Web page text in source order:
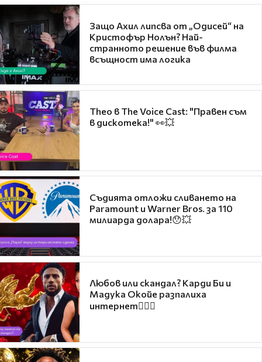
Защо Ахил липсва от „Одисей“ на
Кристофър Нолън? Най-
странното решение във филма
всъщност има логика
Theo в The Voice Cast: "Правен съм
в дискотека!" 👀💥
Съдията отложи сливането на
Paramount и Warner Bros. за 110
милиарда долара!😯💥
Любов или скандал? Карди Би и
Мадука Окойе разпалиха
интернет❤️‍🔥🔥